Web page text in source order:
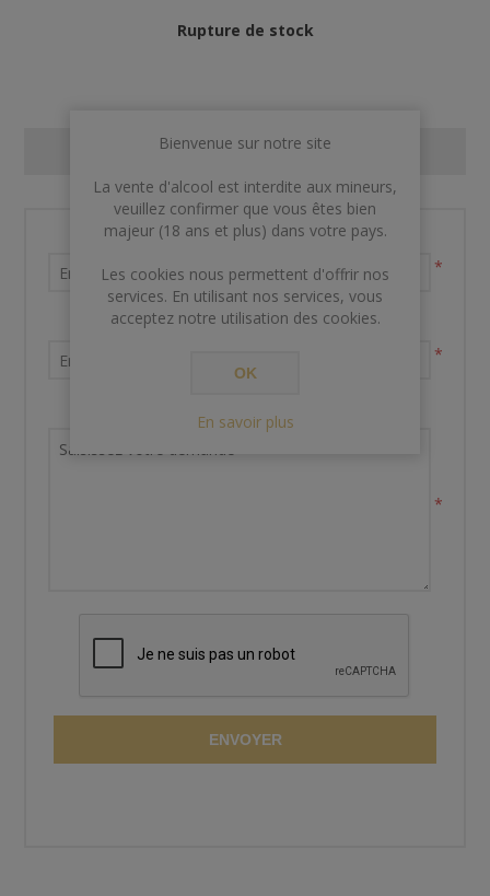
Rupture de stock
CONTACT US
Nom et prénom
*
Votre adresse email
*
Demande de renseignements
*
ENVOYER
Bienvenue sur notre site
La vente d'alcool est interdite aux mineurs,
veuillez confirmer que vous êtes bien
majeur (18 ans et plus) dans votre pays.
Les cookies nous permettent d'offrir nos
services. En utilisant nos services, vous
acceptez notre utilisation des cookies.
OK
En savoir plus